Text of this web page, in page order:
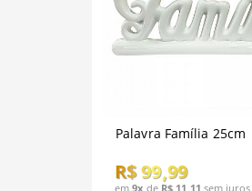
Palavra Família 25cm
R$ 99,99
em9x de R$ 11,11 sem juros